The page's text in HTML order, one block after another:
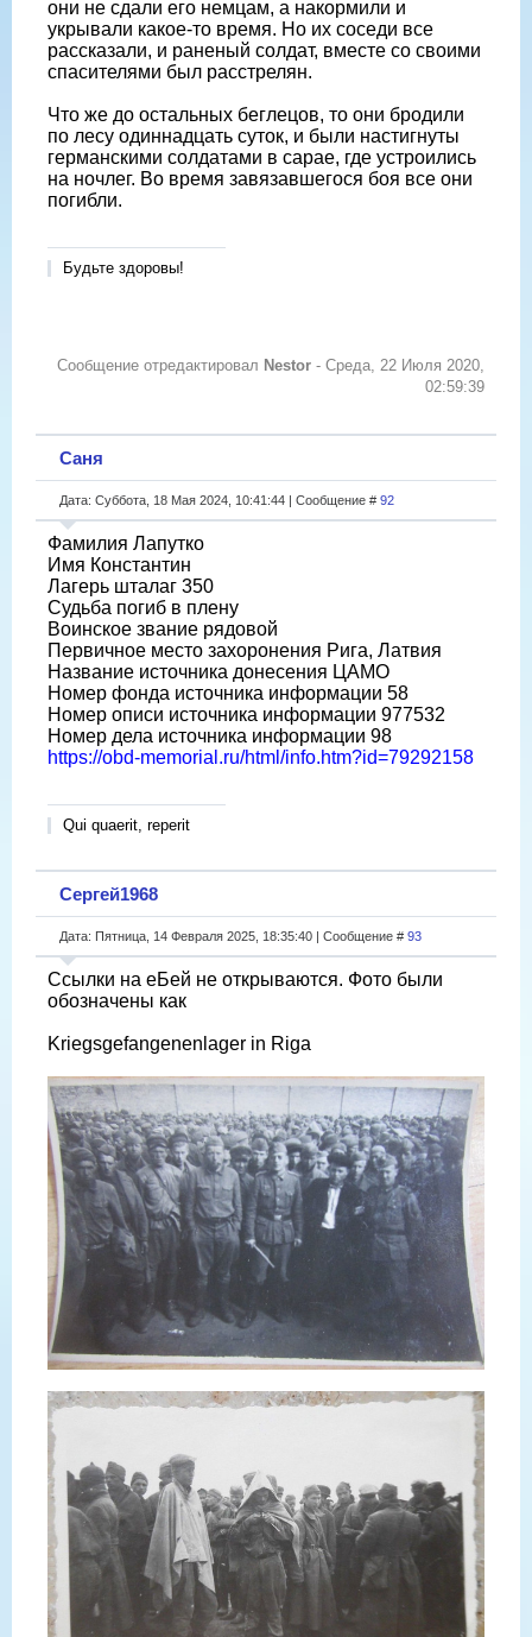
они не сдали его немцам, а накормили и
укрывали какое-то время. Но их соседи все
рассказали, и раненый солдат, вместе со своими
спасителями был расстрелян.
Что же до остальных беглецов, то они бродили
по лесу одиннадцать суток, и были настигнуты
германскими солдатами в сарае, где устроились
на ночлег. Во время завязавшегося боя все они
погибли.
Будьте здоровы!
Сообщение отредактировал Nestor - Среда, 22 Июля 2020,
02:59:39
Саня
Дата: Суббота, 18 Мая 2024, 10:41:44 | Сообщение # 92
Фамилия Лапутко
Имя Константин
Лагерь шталаг 350
Судьба погиб в плену
Воинское звание рядовой
Первичное место захоронения Рига, Латвия
Название источника донесения ЦАМО
Номер фонда источника информации 58
Номер описи источника информации 977532
Номер дела источника информации 98
https://obd-memorial.ru/html/info.htm?id=79292158
Qui quaerit, reperit
Сергей1968
Дата: Пятница, 14 Февраля 2025, 18:35:40 | Сообщение # 93
Ссылки на еБей не открываются. Фото были
обозначены как
Kriegsgefangenenlager in Riga